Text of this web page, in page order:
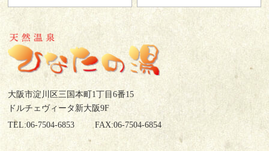
大阪市淀川区三国本町1丁目6番15
ドルチェヴィータ新大阪9F
TEL:06-7504-6853
FAX:06-7504-6854